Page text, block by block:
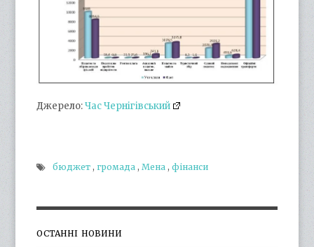
Джерело:Час Чернігівський
бюджет , громада ,Мена ,фінанси
ОСТАННІ НОВИНИ